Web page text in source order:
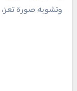
وتشويه صورة